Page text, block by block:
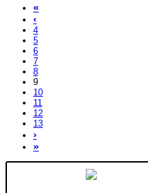
«
‹
4
5
6
7
8
9
10
11
12
13
›
»